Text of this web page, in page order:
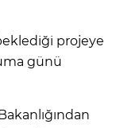
projeye
günü